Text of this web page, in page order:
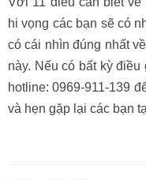
hi vọng các bạn sẽ có
có cái nhìn đúng nhất
này. Nếu có bất kỳ
hotline: 0969-911-139
và hẹn gặp lại các bạn